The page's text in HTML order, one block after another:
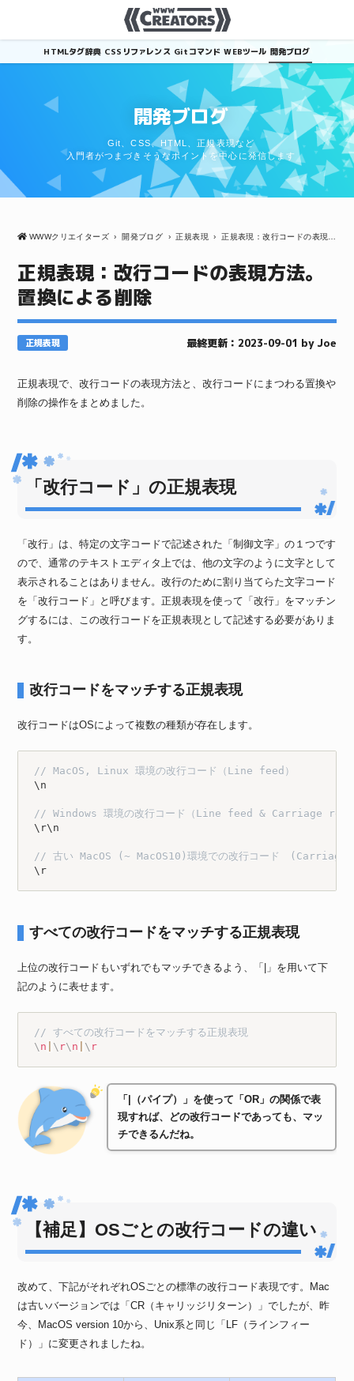
HTMLタグ辞典 CSSリファレンス Gitコマンド WEBツール 開発ブログ
開発ブログ
Git、CSS、HTML、正規表現など
入門者がつまづきそうなポイントを中心に発信します
WWWクリエイターズ › 開発ブログ › 正規表現 › 正規表現：改行コードの表現方法。置換による削除
正規表現：改行コードの表現方法。
置換による削除
正規表現 最終更新：2023-09-01 by Joe
正規表現で、改行コードの表現方法と、改行コードにまつわる置換や
削除の操作をまとめました。
「改行コード」の正規表現
「改行」は、特定の文字コードで記述された「制御文字」の１つです
ので、通常のテキストエディタ上では、他の文字のように文字として
表示されることはありません。改行のために割り当てらた文字コード
を「改行コード」と呼びます。正規表現を使って「改行」をマッチン
グするには、この改行コードを正規表現として記述する必要がありま
す。
改行コードをマッチする正規表現
改行コードはOSによって複数の種類が存在します。
// MacOS, Linux 環境の改行コード（Line feed）
\n
// Windows 環境の改行コード（Line feed & Carriage
\r\n
// 古い MacOS (~ MacOS10)環境での改行コード　
\r
すべての改行コードをマッチする正規表現
上位の改行コードもいずれでもマッチできるよう、「|」を用いて下
記のように表せます。
// すべての改行コードをマッチする正規表現
\ n \ r\ n \ r
「|（パイプ）」を使って「OR」の関係で表
現すれば、どの改行コードであっても、マッ
チできるんだね。
【補足】OSごとの改行コードの違い
改めて、下記がそれぞれOSごとの標準の改行コード表現です。Mac
は古いバージョンでは「CR（キャリッジリターン）」でしたが、昨
今、MacOS version 10から、Unix系と同じ「LF（ラインフィー
ド）」に変更されましたね。